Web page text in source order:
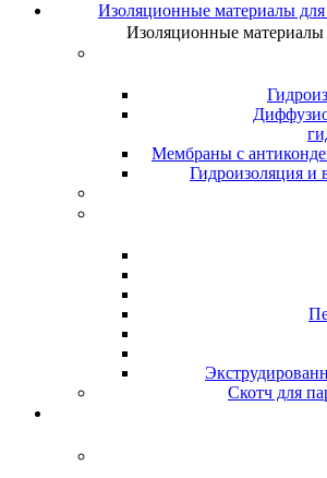
Изоляционные материалы для
Изоляционные материалы
Мембраны с
Гидроизоляция и
Скотч для